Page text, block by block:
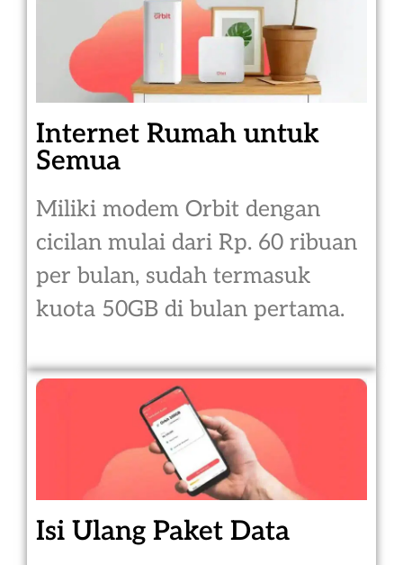
Internet Rumah untuk
Semua
Miliki modem Orbit dengan
cicilan mulai dari Rp. 60 ribuan
per bulan, sudah termasuk
kuota 50GB di bulan pertama.
Isi Ulang Paket Data